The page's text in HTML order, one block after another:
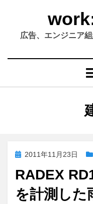
広告、エンジニア
:
投
日:
2011年11月23日
RADEX
を計測した